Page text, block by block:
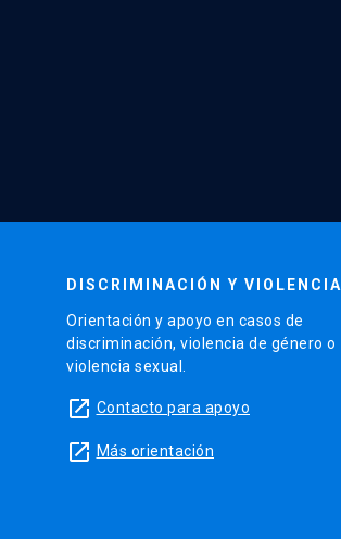
DISCRIMINACIÓN Y VIOLENCIA
Orientación y apoyo en casos de
discriminación, violencia de género o
violencia sexual.
launch Contacto para apoyo
launch Más orientación